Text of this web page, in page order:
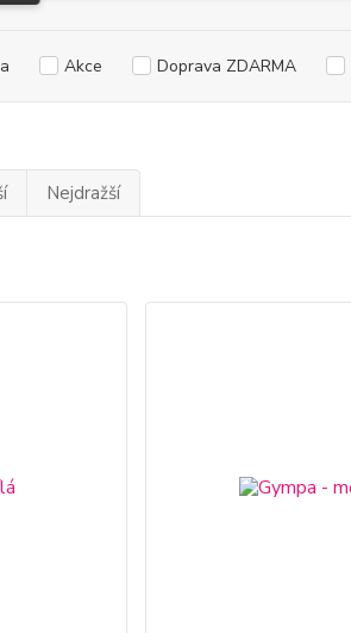
Akce Doprava ZDARMA
Nejdražší